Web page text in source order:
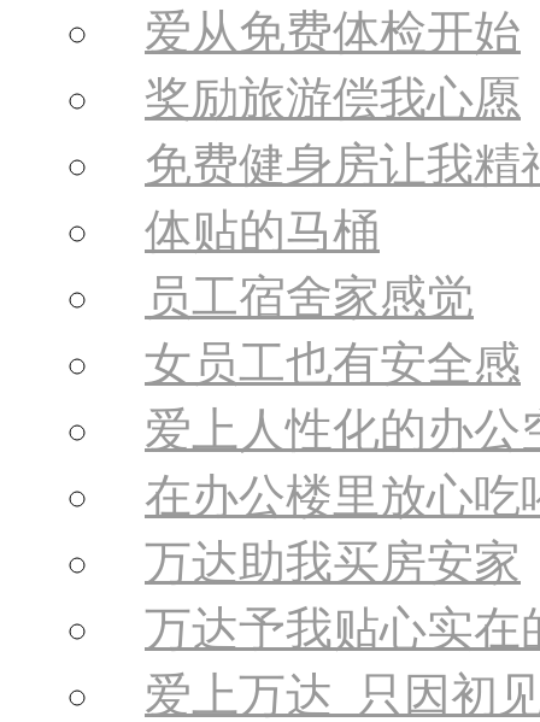
爱从免费体检开始
奖励旅游偿我心愿
免费健身房让我精
体贴的马桶
员工宿舍家感觉
女员工也有安全感
爱上人性化的办公
在办公楼里放心吃
万达助我买房安家
万达予我贴心实在
爱上万达 只因初